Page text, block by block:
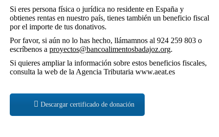
Si eres persona física o jurídica no residente en España y
obtienes rentas en nuestro país, tienes también un beneficio fiscal
por el importe de tus donativos.
Por favor, si aún no lo has hecho, llámamnos al 924 259 803 o
escríbenos a proyectos@bancoalimentosbadajoz.org.
Si quieres ampliar la información sobre estos beneficios fiscales,
consulta la web de la Agencia Tributaria www.aeat.es
Descargar certificado de donación